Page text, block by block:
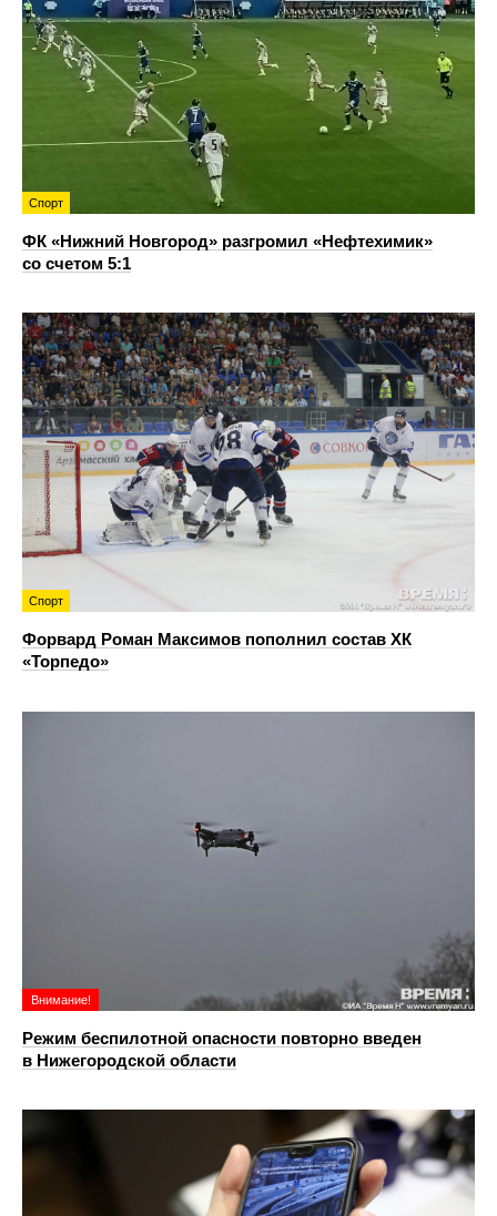
Спорт
ФК «Нижний Новгород» разгромил «Нефтехимик»
со счетом 5:1
Спорт
Форвард Роман Максимов пополнил состав ХК
«Торпедо»
Внимание!
Режим беспилотной опасности повторно введен
в Нижегородской области